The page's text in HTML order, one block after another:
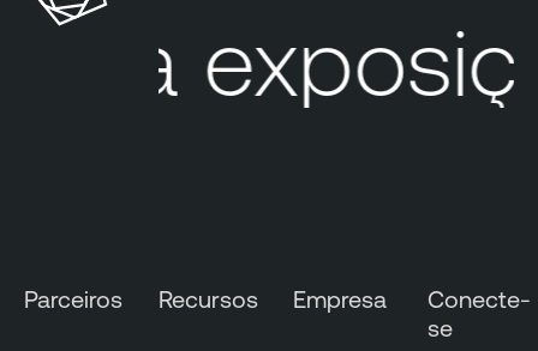
l
r
Parceiros Recursos Empresa
Conecte-
se